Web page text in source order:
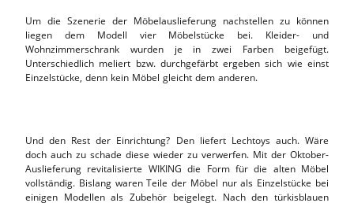
Um die Szenerie der Möbelauslieferung nachstellen zu können
liegen dem Modell vier Möbelstücke bei. Kleider- und
Wohnzimmerschrank wurden je in zwei Farben beigefügt.
Unterschiedlich meliert bzw. durchgefärbt ergeben sich wie einst
Einzelstücke, denn kein Möbel gleicht dem anderen.
Und den Rest der Einrichtung? Den liefert Lechtoys auch. Wäre
doch auch zu schade diese wieder zu verwerfen. Mit der Oktober-
Auslieferung revitalisierte WIKING die Form für die alten Möbel
vollständig. Bislang waren Teile der Möbel nur als Einzelstücke bei
einigen Modellen als Zubehör beigelegt. Nach den türkisblauen